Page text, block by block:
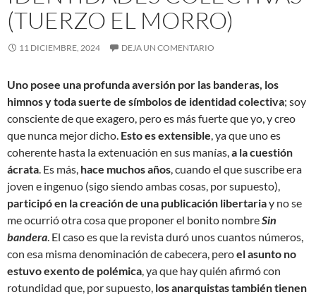
(TUERZO EL MORRO)
11 DICIEMBRE, 2024 DEJA UN COMENTARIO
Uno posee una profunda aversión por las banderas, los
himnos y toda suerte de símbolos de identidad colectiva; soy
consciente de que exagero, pero es más fuerte que yo, y creo
que nunca mejor dicho. Esto es extensible , ya que uno es
coherente hasta la extenuación en sus manías, a la cuestión
ácrata . Es más, hace muchos años , cuando el que suscribe era
joven e ingenuo (sigo siendo ambas cosas, por supuesto),
participó en la creación de una publicación libertariay no se
me ocurrió otra cosa que proponer el bonito nombreSin
bandera . El caso es que la revista duró unos cuantos números,
con esa misma denominación de cabecera, peroel asunto no
estuvo exento de polémica , ya que hay quién afirmó con
rotundidad que, por supuesto, los anarquistas también tienen